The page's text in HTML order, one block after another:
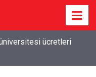
ücretleri